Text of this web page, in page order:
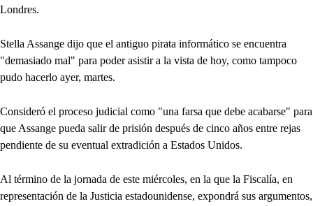
Londres.
Stella Assange dijo que el antiguo pirata informático se encuentra
"demasiado mal" para poder asistir a la vista de hoy, como tampoco
pudo hacerlo ayer, martes.
Consideró el proceso judicial como "una farsa que debe acabarse" para
que Assange pueda salir de prisión después de cinco años entre rejas
pendiente de su eventual extradición a Estados Unidos.
Al término de la jornada de este miércoles, en la que la Fiscalía, en
representación de la Justicia estadounidense, expondrá sus argumentos,